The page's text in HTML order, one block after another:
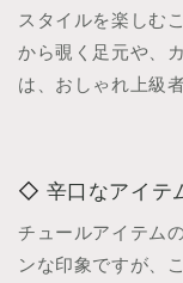
スタイルを楽しむ
から覗く足元や、
は、おしゃれ上級
辛口なアイテ
チュールアイテム
ンな印象ですが、